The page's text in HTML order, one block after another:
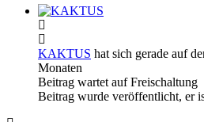
KAKTUS hat sich gerade auf
Monaten
Beitrag wartet auf Freischaltung
Beitrag wurde veröffentlicht, er